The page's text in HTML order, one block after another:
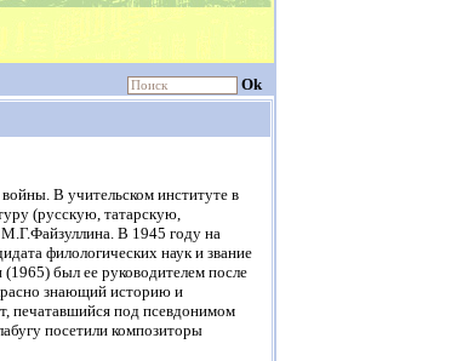
Ok
В учительском институте в
(русскую, татарскую,
М.Г.Файзуллина. В 1945 году на
филологических наук и звание
(1965) был ее руководителем после
знающий историю и
печатавшийся под псевдонимом
посетили композиторы